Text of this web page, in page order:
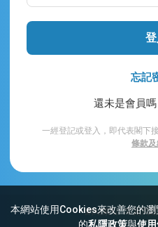
本網站使用Cookies來改善您的
的私隱政策與使
忘記
還未是會員嗎
一經登記或登入，即代表閣下
條款
網站索引 常見問題